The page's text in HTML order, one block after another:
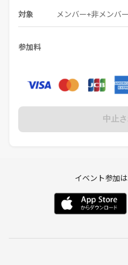
対象 メンバー+非メンバー
参加料
中止
イベント参加